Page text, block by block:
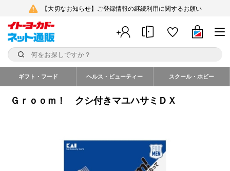
【大切なお知らせ】ご登録情報の継続利用に関するお願い
ギフト・フード ヘルス・ビューティー スクール・ホビー
Ｇｒｏｏｍ！ クシ付きマユハサミＤＸ